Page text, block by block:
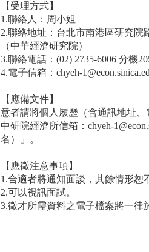
【受理方式】
1.聯絡人：周小姐
2.聯絡地址：台北市南港區研究院
（中華經濟研究院）
3.聯絡電話：(02) 2735-6006 分機
4.電子信箱：chyeh-
【應備文件】
意者請將個人履歷（含通訊地址、
中研院經濟所信箱：chyeh-
名）」。
【應徵注意事項】
1.合適者將通知面談，其餘情形恕
2.可以視訊面試。
3.徵才所需資料之電子檔案將一律